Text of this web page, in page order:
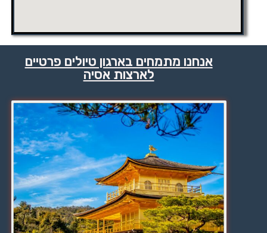
אנחנו מתמחים בארגון טיולים פרטיים
לארצות אסיה